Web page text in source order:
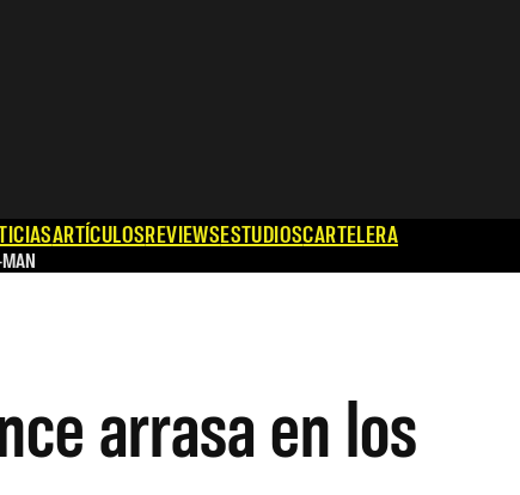
ARTÍCULOSREVIEWSESTUDIOSCARTELERA
arrasa en los